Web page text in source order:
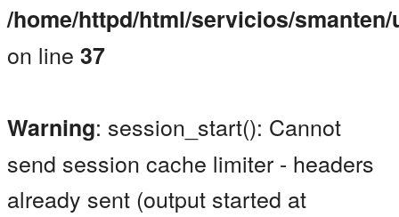
/home/httpd/html/servicios/
on line 37
Warning: session_start(): Cannot
send session cache limiter - headers
already sent (output started at